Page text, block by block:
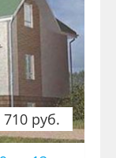
руб.